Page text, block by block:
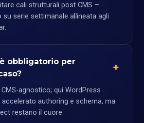
cali strutturali post CMS —
serie settimanale allineata agli
obbligatorio per
agnostico; qui WordPress
accelerato authoring e schema, ma
restano il cuore.